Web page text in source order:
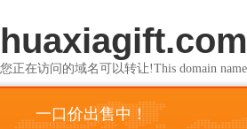
huaxiagift.com
您正在访问的域名可以转让!This domain
一口价出售中！